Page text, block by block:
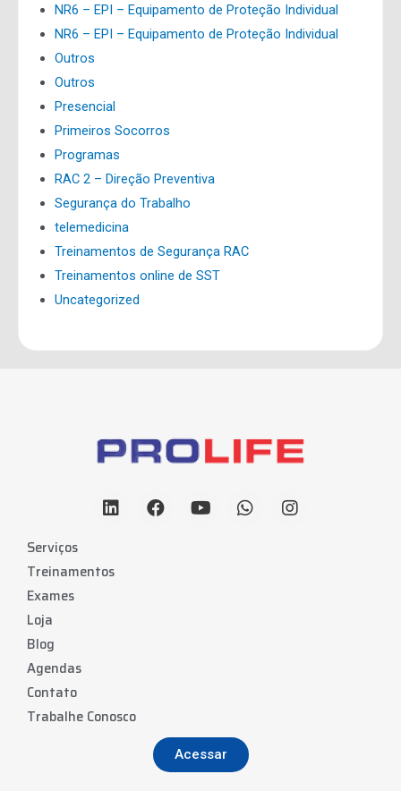
NR6 – EPI – Equipamento de Proteção Individual
NR6 – EPI – Equipamento de Proteção Individual
Outros
Outros
Presencial
Primeiros Socorros
Programas
RAC 2 – Direção Preventiva
Segurança do Trabalho
telemedicina
Treinamentos de Segurança RAC
Treinamentos online de SST
Uncategorized
Serviços
Treinamentos
Exames
Loja
Blog
Agendas
Contato
Trabalhe Conosco
Acessar